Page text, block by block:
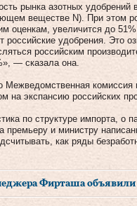
рынка азотных
веществе N). При этом
оценкам, увеличится до
российские удобрения. Это
российским
— сказала она.
комиссия
на экспансию российских
по структуре импорта, о
премьеру и министру
как ряды
Фирташа